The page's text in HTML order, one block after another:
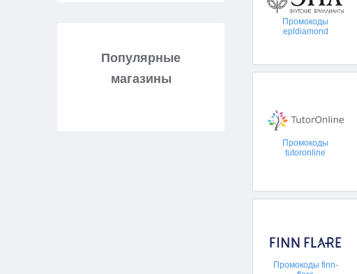
Популярные
магазины
Промокоды
epldiamond
Промокоды
tutoronline
Промокоды finn-